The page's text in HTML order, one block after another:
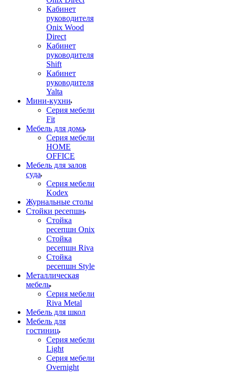
Кабинет
руководителя
Onix Wood
Direct
Кабинет
руководителя
Shift
Кабинет
руководителя
Yalta
Мини-кухни
Серия мебели
Fit
Мебель для дома
Серия мебели
HOME
OFFICE
Мебель для залов
суда
Серия мебели
Kodex
Журнальные столы
Стойки ресепшн
Стойка
ресепшн Onix
Стойка
ресепшн Riva
Стойка
ресепшн Style
Металлическая
мебель
Серия мебели
Riva Metal
Мебель для школ
Мебель для
гостиниц
Серия мебели
Light
Серия мебели
Overnight